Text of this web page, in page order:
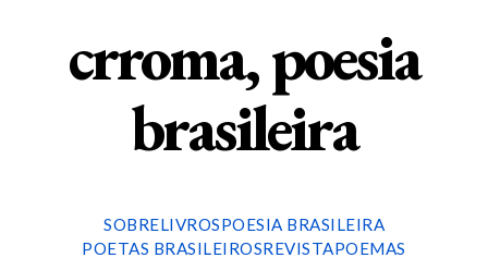
crroma, poesia
brasileira
SOBRELIVROSPOESIA BRASILEIRA
POETAS BRASILEIROSREVISTAPOEMAS